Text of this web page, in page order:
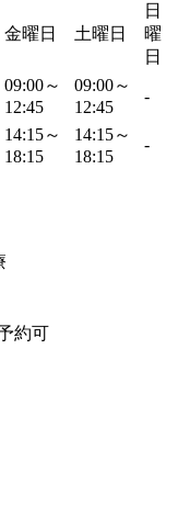
金曜日 土曜日
日
曜
日
09:00～
12:45
09:00～
12:45
-
14:15～
18:15
14:15～
18:15
-
約可